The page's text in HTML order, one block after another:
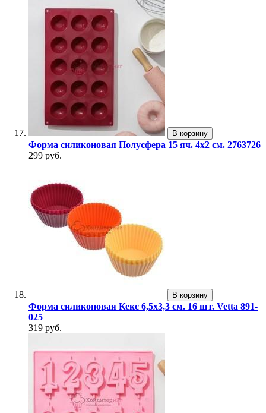
В корзину
Форма силиконовая Полусфера 15 яч. 4х2 см. 2763726
299 руб.
В корзину
Форма силиконовая Кекс 6,5х3,3 см. 16 шт. Vetta 891-
025
319 руб.